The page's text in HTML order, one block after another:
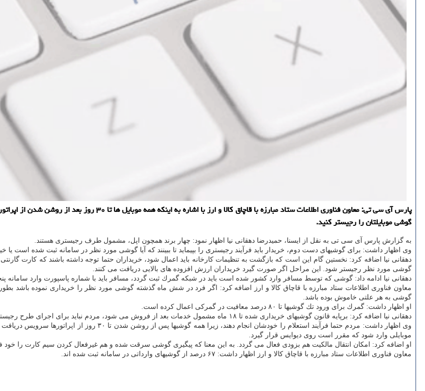
پارس آی سی تی: معاون فناوری اطلاعات ستاد مبارزه با قاچاق
گوشی موبایلتان را رجیستر كنید.
به گزارش پارس آی سی تی به نقل از ایسنا، حمیدرضا دهقانی نیا اظهار نمود: چهار برند همچون اپل، مشمول طرف رجیستری هستند.
وی اظهار داشت: برای گوشیهای دست دوم، خریدار باید فرآیند رجیستری را بپیماید تا ببینند كه آیا گوشی مورد نظر در سامانه ثبت شده است یا
دهقانی نیا اضافه كرد: نخستین گام این است كه بازگشت به تنظیمات كارخانه باید اعمال شود، خریداران حتما توجه داشته باشند كه كارت
گوشی مورد نظر رجیستر شود. این مراحل اگر صورت گیرد خریداران ارزش افزوده های بالایی دریافت می كنند.
دهقانی نیا ادامه داد: گوشی كه توسط مسافر وارد كشور شده است باید در شبكه گمرك ثبت گردد، مسافر باید با شماره پاسپورت وارد سامانه
معاون فناوری اطلاعات ستاد مبارزه با قاچاق كالا و ارز اضافه كرد: اگر فرد در شش ماه گذشته گوشی مورد نظر را خریداری نموده باشد
گوشی به هر علتی خاموش بوده باشد.
او اظهار داشت: گمرك برای ورود تك گوشیها تا ۸۰ درصد معافیت در گمركی اعمال كرده است.
دهقانی نیا اضافه كرد: برپایه قانون گوشیهای خریداری شده تا ۱۸ ماه مشمول خدمات بعد از فروش می شود، مردم نباید برای اجرای طرح رجیستری مبلغی بپردازند، فرآیند استعلام اصالت هم مشمول پرداختی نمی گردد.
وی اظهار داشت: مردم حتما فرآیند استعلام را خودشان انجام
موبایلی وارد شود كه مقرر است روی دیوایس قرار گیرد.
او اضافه كرد: امكان انتقال مالكیت هم بزودی فعال می گردد. به این معنا كه پیگیری گوشی سرقت شده و هم غیرفعال كردن سیم كارت را خود
معاون فناوری اطلاعات ستاد مبارزه با قاچاق كالا و ارز اظهار داشت: ۶۷ درصد از گوشیهای وارداتی در سامانه ثبت شده اند.